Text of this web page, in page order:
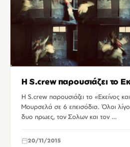
H S.crew παρουσιάζει το
H S.crew παρουσιάζει το «Εκείνος
Μουρσελά σε 6 επεισόδια. Όλοι
δυο ηρωες, τον Σολων και τον …
20/11/2015